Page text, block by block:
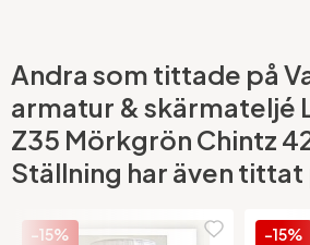
Andra som tittade på
armatur & skärmateljé
Z35 Mörkgrön Chintz
Ställning har även
-15% -15%